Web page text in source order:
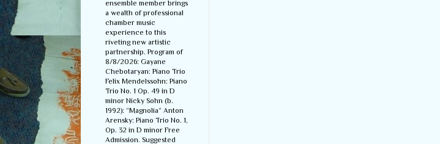
ensemble member brings
a wealth of professional
chamber music
experience to this
riveting new artistic
partnership. Program of
8/8/2026: Gayane
Chebotaryan: Piano Trio
Felix Mendelssohn: Piano
Trio No. 1 Op. 49 in D
minor Nicky Sohn (b.
1992): “Magnolia” Anton
Arensky: Piano Trio No. 1,
Op. 32 in D minor Free
Admission. Suggested